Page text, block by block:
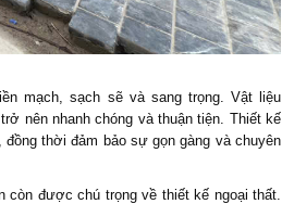
mạch, sạch sẽ và sang trọng. Vật liệu
nên nhanh chóng và thuận tiện. Thiết kế
thời đảm bảo sự gọn gàng và chuyên
còn được chú trọng về thiết kế ngoại thất.